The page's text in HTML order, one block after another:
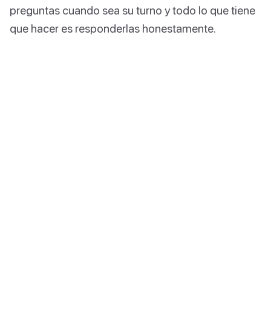
preguntas cuando sea su turno y todo lo que tiene
que hacer es responderlas honestamente.